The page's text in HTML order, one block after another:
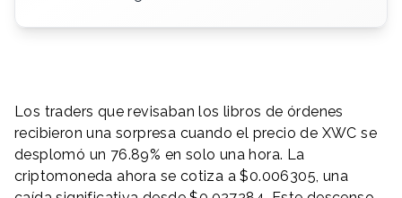
Los traders que revisaban los libros de órdenes
recibieron una sorpresa cuando el precio de XWC se
desplomó un 76.89% en solo una hora. La
criptomoneda ahora se cotiza a $0.006305, una